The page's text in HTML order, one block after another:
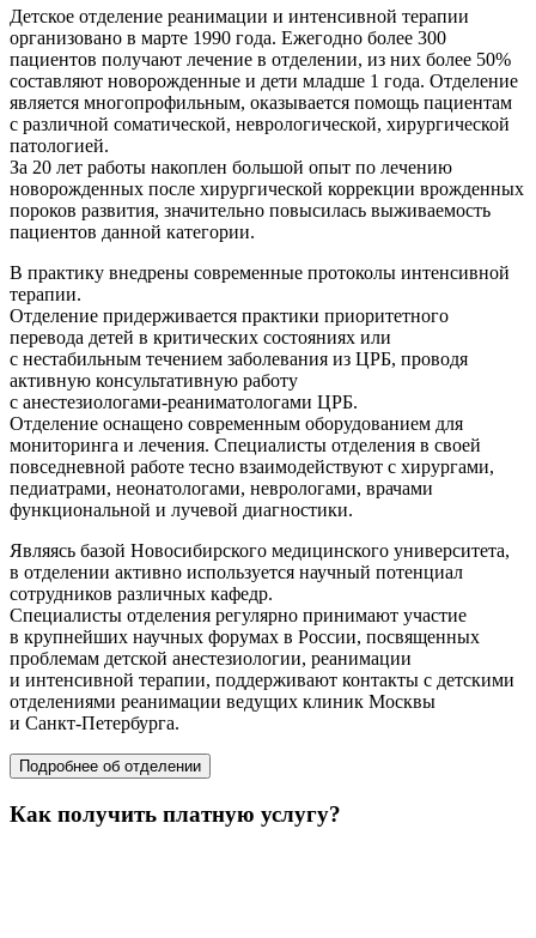
Детское отделение реанимации и интенсивной терапии
организовано в марте 1990 года. Ежегодно более 300
пациентов получают лечение в отделении, из них более 50%
составляют новорожденные и дети младше 1 года. Отделение
является многопрофильным, оказывается помощь пациентам
с различной соматической, неврологической, хирургической
патологией.
За 20 лет работы накоплен большой опыт по лечению
новорожденных после хирургической коррекции врожденных
пороков развития, значительно повысилась выживаемость
пациентов данной категории.
В практику внедрены современные протоколы интенсивной
терапии.
Отделение придерживается практики приоритетного
перевода детей в критических состояниях или
с нестабильным течением заболевания из ЦРБ, проводя
активную консультативную работу
с анестезиологами-реаниматологами ЦРБ.
Отделение оснащено современным оборудованием для
мониторинга и лечения. Специалисты отделения в своей
повседневной работе тесно взаимодействуют с хирургами,
педиатрами, неонатологами, неврологами, врачами
функциональной и лучевой диагностики.
Являясь базой Новосибирского медицинского университета,
в отделении активно используется научный потенциал
сотрудников различных кафедр.
Специалисты отделения регулярно принимают участие
в крупнейших научных форумах в России, посвященных
проблемам детской анестезиологии, реанимации
и интенсивной терапии, поддерживают контакты с детскими
отделениями реанимации ведущих клиник Москвы
и Санкт-Петербурга.
Подробнее об отделении
Как получить платную услугу?